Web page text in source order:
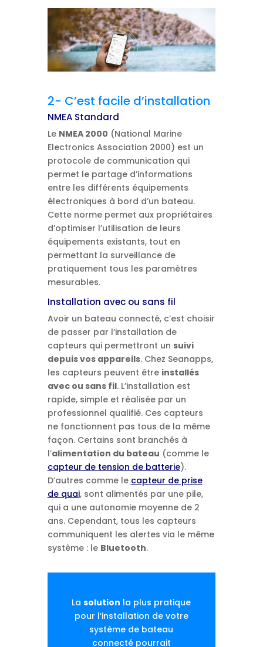
2- C’est facile d’installation
NMEA Standard
Le NMEA 2000 (National Marine
Electronics Association 2000) est un
protocole de communication qui
permet le partage d’informations
entre les différents équipements
électroniques à bord d’un bateau.
Cette norme permet aux propriétaires
d’optimiser l’utilisation de leurs
équipements existants, tout en
permettant la surveillance de
pratiquement tous les paramètres
mesurables.
Installation avec ou sans fil
Avoir un bateau connecté, c’est choisir
de passer par l’installation de
capteurs qui permettront un suivi
depuis vos appareils. Chez Seanapps,
les capteurs peuvent être installés
avec ou sans fil. L’installation est
rapide, simple et réalisée par un
professionnel qualifié. Ces capteurs
ne fonctionnent pas tous de la même
façon. Certains sont branchés à
l’alimentation du bateau (comme le
capteur de tension de batterie).
D’autres comme le capteur de prise
de quai, sont alimentés par une pile,
qui a une autonomie moyenne de 2
ans. Cependant, tous les capteurs
communiquent les alertes via le même
système : le Bluetooth.
Lasolution la plus pratique
pour l’installation de votre
système de bateau
connecté pourrait